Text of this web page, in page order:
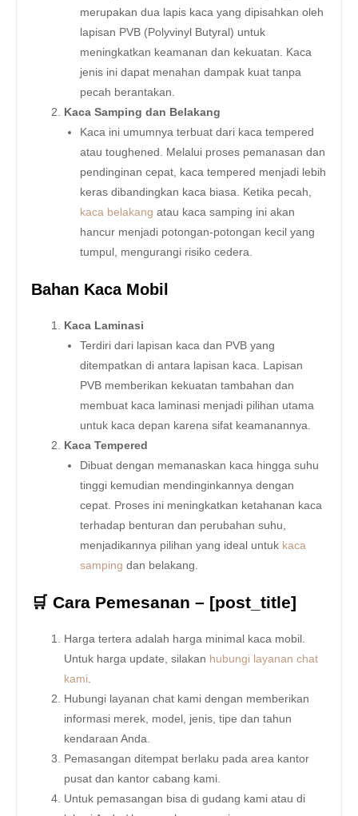
merupakan dua lapis kaca yang dipisahkan oleh
lapisan PVB (Polyvinyl Butyral) untuk
meningkatkan keamanan dan kekuatan. Kaca
jenis ini dapat menahan dampak kuat tanpa
pecah berantakan.
Kaca Samping dan Belakang
Kaca ini umumnya terbuat dari kaca tempered
atau toughened. Melalui proses pemanasan dan
pendinginan cepat, kaca tempered menjadi lebih
keras dibandingkan kaca biasa. Ketika pecah,
kaca belakang atau kaca samping ini akan
hancur menjadi potongan-potongan kecil yang
tumpul, mengurangi risiko cedera.
Bahan Kaca Mobil
Kaca Laminasi
Terdiri dari lapisan kaca dan PVB yang
ditempatkan di antara lapisan kaca. Lapisan
PVB memberikan kekuatan tambahan dan
membuat kaca laminasi menjadi pilihan utama
untuk kaca depan karena sifat keamanannya.
Kaca Tempered
Dibuat dengan memanaskan kaca hingga suhu
tinggi kemudian mendinginkannya dengan
cepat. Proses ini meningkatkan ketahanan kaca
terhadap benturan dan perubahan suhu,
menjadikannya pilihan yang ideal untuk kaca
samping dan belakang.
🛒 Cara Pemesanan – [post_title]
Harga tertera adalah harga minimal kaca mobil.
Untuk harga update, silakan hubungi layanan chat
kami
Hubungi layanan chat kami dengan memberikan
informasi merek, model, jenis, tipe dan tahun
kendaraan Anda.
Pemasangan ditempat berlaku pada area kantor
pusat dan kantor cabang kami.
Untuk pemasangan bisa di gudang kami atau di